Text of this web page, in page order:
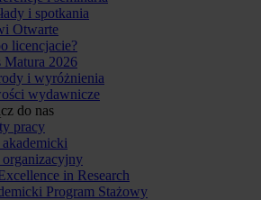
i spotkania
Otwarte
licencjacie?
Matura 2026
i wyróżnienia
wydawnicze
do nas
pracy
akademicki
organizacyjny
in Research
Program Stażowy